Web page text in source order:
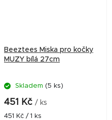
Beeztees Miska pro kočky
MUZY bílá 27cm
Skladem (5 ks)
451 Kč / ks
Měrná
451 Kč / 1 ks